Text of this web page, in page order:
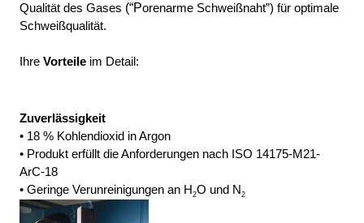
Qualität des Gases (“Porenarme Schweißnaht”) für optimale
Schweißqualität.
Ihre Vorteile im Detail:
Zuverlässigkeit
• 18 % Kohlendioxid in Argon
• Produkt erfüllt die Anforderungen nach ISO 14175-M21-
ArC-18
• Geringe Verunreinigungen an H 2O und N 2